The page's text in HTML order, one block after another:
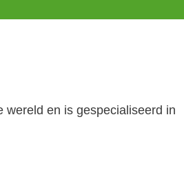
wereld en is gespecialiseerd in